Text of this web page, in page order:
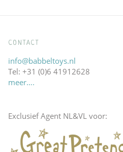
CONTACT
info@babbeltoys.nl
Tel: +31 (0)6 41912628
meer….
Exclusief Agent NL&VL voor: